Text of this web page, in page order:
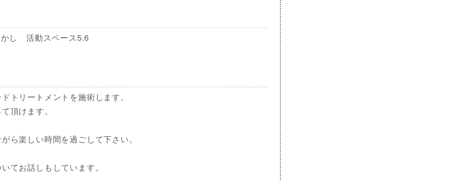
し 活動スペース5.6
トリートメントを施術します。
頂けます。
ら楽しい時間を過ごして下さい。
てお話しもしています。